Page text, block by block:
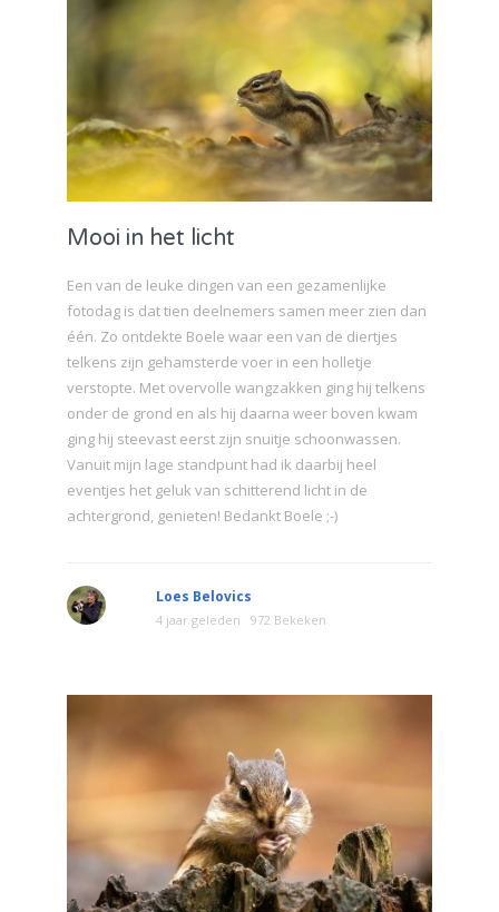
Mooi in het licht
Een van de leuke dingen van een gezamenlijke
fotodag is dat tien deelnemers samen meer zien dan
één. Zo ontdekte Boele waar een van de diertjes
telkens zijn gehamsterde voer in een holletje
verstopte. Met overvolle wangzakken ging hij telkens
onder de grond en als hij daarna weer boven kwam
ging hij steevast eerst zijn snuitje schoonwassen.
Vanuit mijn lage standpunt had ik daarbij heel
eventjes het geluk van schitterend licht in de
achtergrond, genieten! Bedankt Boele ;-)
Loes Belovics
4 jaar geleden 972 Bekeken